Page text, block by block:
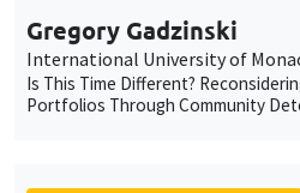
Gregory Gadzinski
International University of
Is This Time Different?
Portfolios Through Community